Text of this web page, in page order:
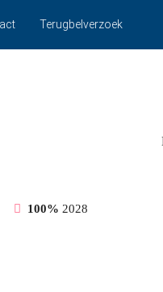
Terugbelverzoek
100% 2028